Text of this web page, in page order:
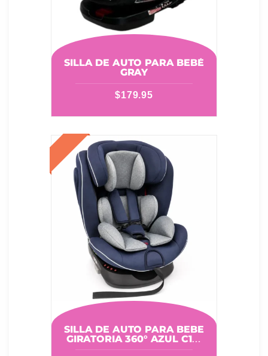
SILLA DE AUTO PARA BEBÉ
GRAY
$179.95
SILLA DE AUTO PARA BEBE
GIRATORIA 360° AZUL C10-
ND8620-A